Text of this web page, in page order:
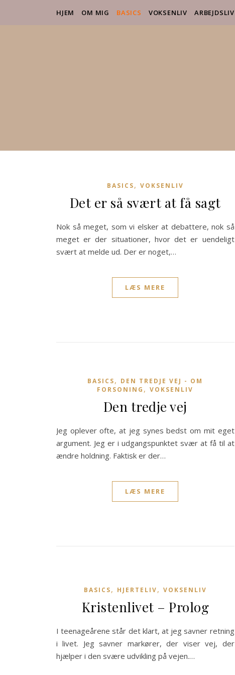
HJEM OM MIG BASICS VOKSENLIV ARBEJDSLIV
BASICS, VOKSENLIV
Det er så svært at få sagt
Nok så meget, som vi elsker at debattere, nok så
meget er der situationer, hvor det er uendeligt
svært at melde ud. Der er noget,…
LÆS MERE
BASICS, DEN TREDJE VEJ - OM
FORSONING ,VOKSENLIV
Den tredje vej
Jeg oplever ofte, at jeg synes bedst om mit eget
argument. Jeg er i udgangspunktet svær at få til at
ændre holdning. Faktisk er der…
LÆS MERE
BASICS, HJERTELIV, VOKSENLIV
Kristenlivet – Prolog
I teenageårene står det klart, at jeg savner retning
i livet. Jeg savner markører, der viser vej, der
hjælper i den svære udvikling på vejen.…